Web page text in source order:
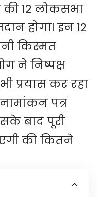
12 लोकसभा
होगा। इन 12
किस्मत
ने निष्पक्ष
प्रयास कर रहा
नामांकन पत्र
बाद पूरी
की कितने